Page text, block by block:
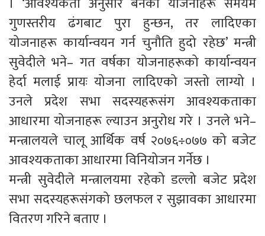
गुणस्तरीय ढंगबाट पुरा हुन्छन, तर लादिएका
योजनाहरू कार्यान्वयन गर्न चुनौति हुदो रहेछ’ मन्त्री
सुवेदीले भने– गत वर्षका योजनाहरूको कार्यान्वयन
हेर्दा मलाई प्रायः योजना लादिएको जस्तो लाग्यो ।
उनले प्रदेश सभा सदस्यहरूसंग आवश्यकताका
आधारमा योजनाहरू ल्याउन अनुरोध गरे । उनले भने–
मन्त्रालयले चालू आर्थिक वर्ष २०७६÷०७७ को बजेट
आवश्यकताका आधारमा विनियोजन गर्नेछ ।
मन्त्री सुवेदीले मन्त्रालयमा रहेको डल्लो बजेट प्रदेश
सभा सदस्यहरूसंगको छलफल र सुझावका आधारमा
वितरण गरिने बताए ।